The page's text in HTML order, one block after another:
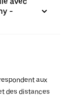
-
aux
des distances